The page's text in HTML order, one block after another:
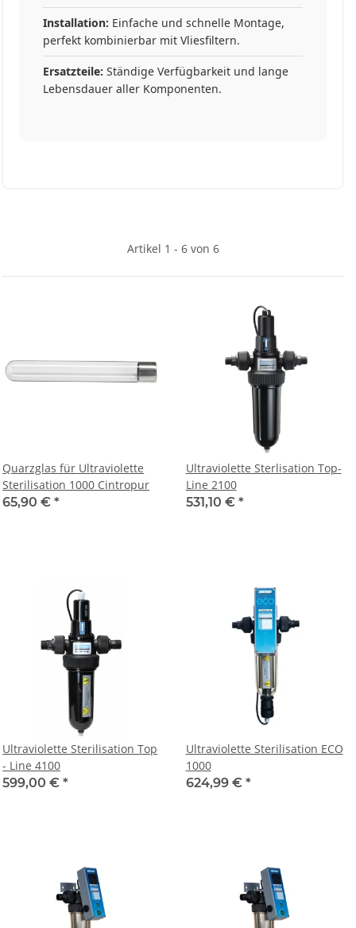
Installation: Einfache und schnelle Montage,
perfekt kombinierbar mit Vliesfiltern.
Ersatzteile: Ständige Verfügbarkeit und lange
Lebensdauer aller Komponenten.
Artikel 1 - 6 von 6
Quarzglas für Ultraviolette
Sterilisation 1000 Cintropur
65,90 €*
Ultraviolette Sterlisation Top-
Line 2100
531,10 € *
Ultraviolette Sterilisation Top
- Line 4100
599,00 €*
Ultraviolette Sterilisation ECO
1000
624,99 € *